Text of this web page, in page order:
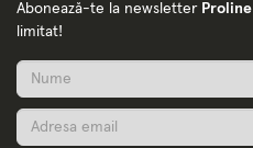
Abonează-te la newsletter Proline
limitat!